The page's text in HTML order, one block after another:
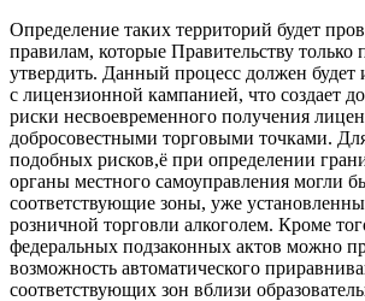
Определение таких территорий будет
правилам, которые Правительству только
утвердить. Данный процесс должен будет
с лицензионной кампанией, что создает
риски несвоевременного получения
добросовестными торговыми точками.
подобных рисков,ё при определении
органы местного самоуправления могли
соответствующие зоны, уже
розничной торговли алкоголем. Кроме
федеральных подзаконных актов можно
возможность автоматического
соответствующих зон вблизи